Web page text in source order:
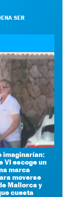
SER
imaginarían:
VI escoge un
marca
moverse
Mallorca y
cuesta